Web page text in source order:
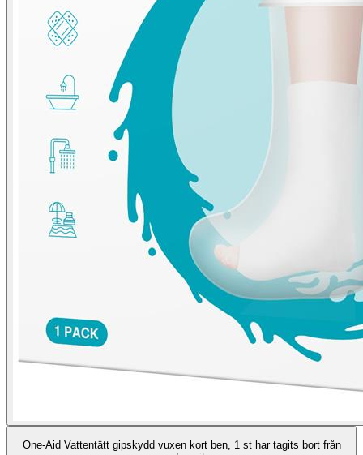
One-Aid Vattentätt gipskydd vuxen kort ben, 1 st har tagits bort från